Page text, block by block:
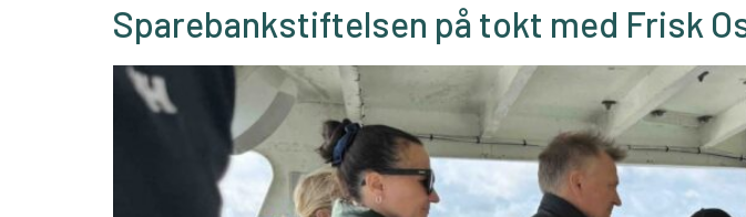
Sparebankstiftelsen på tokt med Frisk